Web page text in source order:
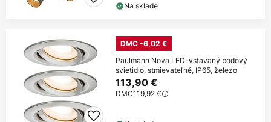
Na sklade
DMC -6,02 €
Paulmann Nova LED-vstavaný bodový
svietidlo, stmievateľné, IP65, železo
113,90 €
DMC119,92 €